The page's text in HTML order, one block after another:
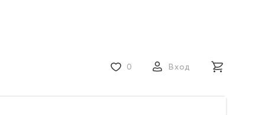
0 Вход